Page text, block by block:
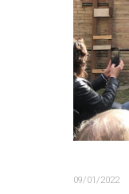
09/01/2022